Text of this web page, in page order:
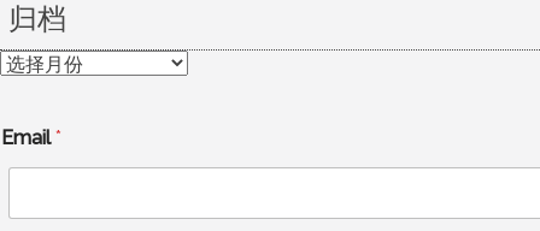
归档
归
Email*